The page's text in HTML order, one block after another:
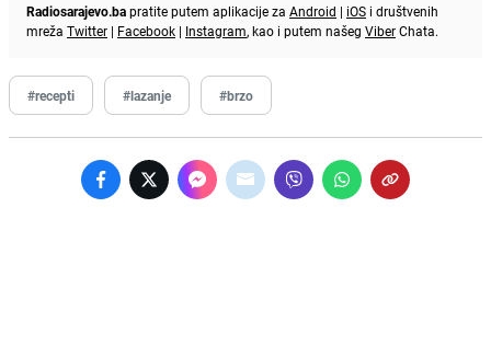
Radiosarajevo.bapratite putem aplikacije za Android | iOS i društvenih
mreža Twitter | Facebook | Instagram, kao i putem našeg ViberChata.
#recepti #lazanje #brzo